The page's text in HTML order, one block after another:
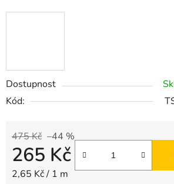
Dostupnost
Kód:
475 Kč –44 %
265 Kč
Měrná cena:
2,65 Kč / 1 m